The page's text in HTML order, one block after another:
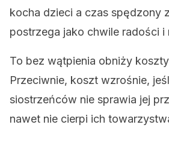
kocha dzieci a czas spędzony
postrzega jako chwile radości i
To bez wątpienia obniży
Przeciwnie, koszt wzrośnie,
siostrzeńców nie sprawia jej
nawet nie cierpi ich